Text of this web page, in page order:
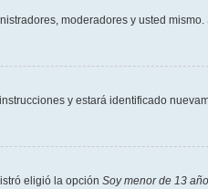
moderadores y usted mismo.
instrucciones y estará identificado
eligió la opción Soy menor de 13